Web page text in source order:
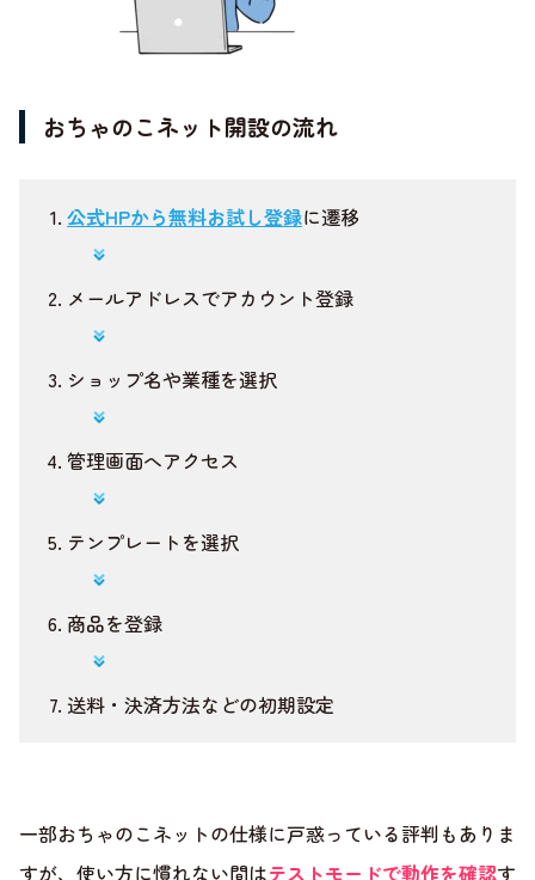
おちゃのこネット開設の流れ
公式HPから無料お試し登録に遷移
メールアドレスでアカウント登録
ショップ名や業種を選択
管理画面へアクセス
テンプレートを選択
商品を登録
送料・決済方法などの初期設定
一部おちゃのこネットの仕様に戸惑っている評判もありま
すが、使い方に慣れない間はテストモードで動作を確認す